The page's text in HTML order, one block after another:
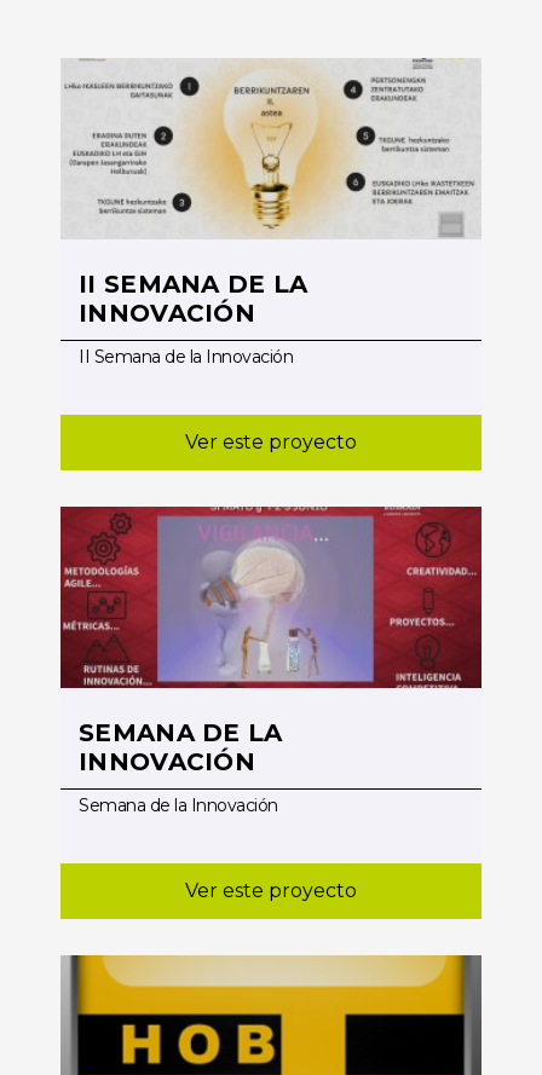
II SEMANA DE LA
INNOVACIÓN
II Semana de la Innovación
Ver este proyecto
SEMANA DE LA
INNOVACIÓN
Semana de la Innovación
Ver este proyecto